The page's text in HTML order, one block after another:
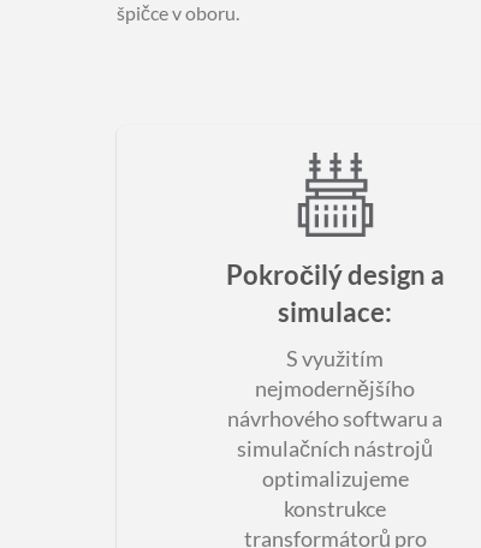
špičce v oboru.
Pokročilý design a
simulace:
S využitím
nejmodernějšího
návrhového softwaru a
simulačních nástrojů
optimalizujeme
konstrukce
transformátorů pro